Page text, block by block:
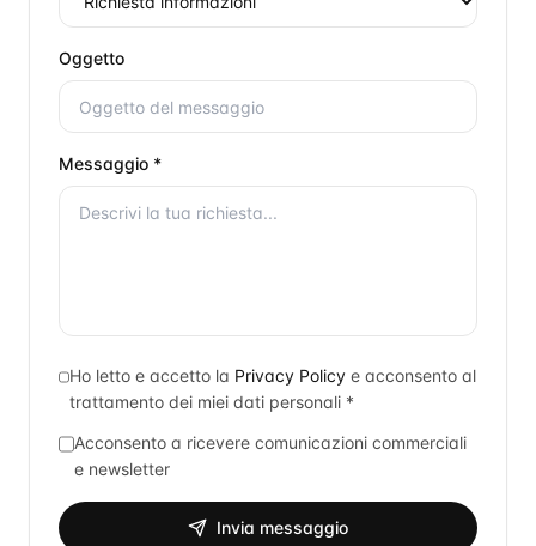
Oggetto
Messaggio *
Ho letto e accetto la Privacy Policy e acconsento al
trattamento dei miei dati personali *
Acconsento a ricevere comunicazioni commerciali
e newsletter
Invia messaggio